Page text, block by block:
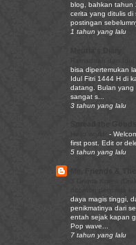
blog, bahkan tahun
cerita yang ditulis di
postingan
1 tahun yang lalu
bisa dipertemukan
Idul Fitri 1444 H di
datang. Bulan yang
sangat s...
3 tahun yang lalu
-
first post. Edit or
5 tahun yang lalu
daya magis tinggi,
penikmatinya dari
entah sejak kapan
Pop wave...
7 tahun yang lalu